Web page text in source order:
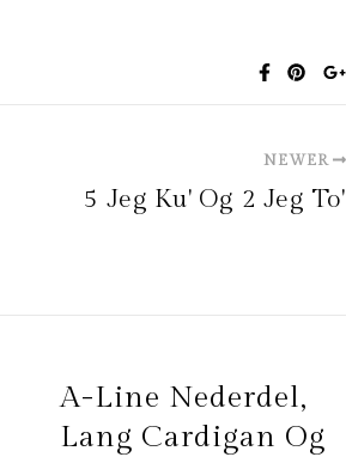
NEWER
5 Jeg Ku' Og 2 Jeg To'
A-Line Nederdel,
Lang Cardigan Og